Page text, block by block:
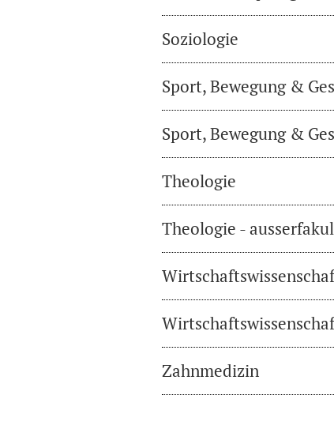
Soziologie
Sport, Bewegung &
Sport, Bewegung &
Theologie
Theologie -
Zahnmedizin